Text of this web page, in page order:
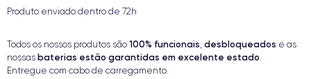
Produto enviado dentro de 72h
Todos os nossos produtos são 100% funcionais, desbloqueados e as
nossas baterias estão garantidas em excelente estado.
Entregue com cabo de carregamento.